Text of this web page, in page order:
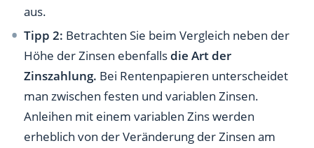
aus.
Tipp 2: Betrachten Sie beim Vergleich neben der
Höhe der Zinsen ebenfallsdie Art der
Zinszahlung. Bei Rentenpapieren unterscheidet
man zwischen festen und variablen Zinsen.
Anleihen mit einem variablen Zins werden
erheblich von der Veränderung der Zinsen am